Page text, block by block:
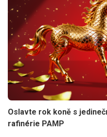
Oslavte rok koně s
rafinérie PAMP